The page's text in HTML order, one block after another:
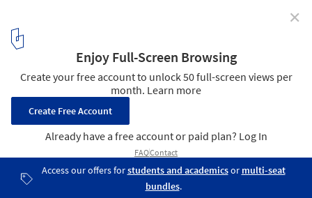
Schnell
© Michael Schnell
11 / 18
✕